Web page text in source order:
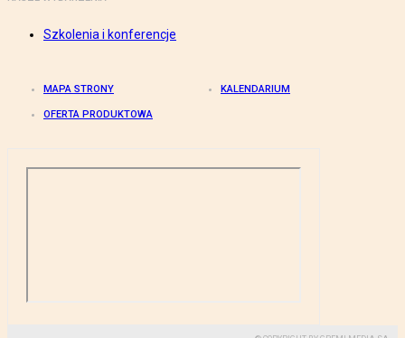
Szkolenia i konferencje
MAPA STRONY KALENDARIUM
OFERTA PRODUKTOWA